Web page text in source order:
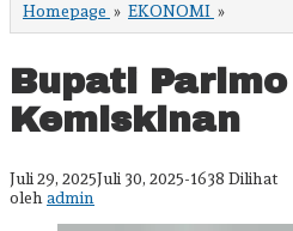
Homepage » EKONOMI »
Parimo
Desa
Bupati
Kemiskinan
Juli 29, 2025Juli 30, 2025oleh
-1638 Dilihat
oleh admin